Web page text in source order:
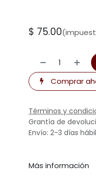
$ 75.00
Comprar
Términos y
Grantía de
Envío: 2-3 días
Más información